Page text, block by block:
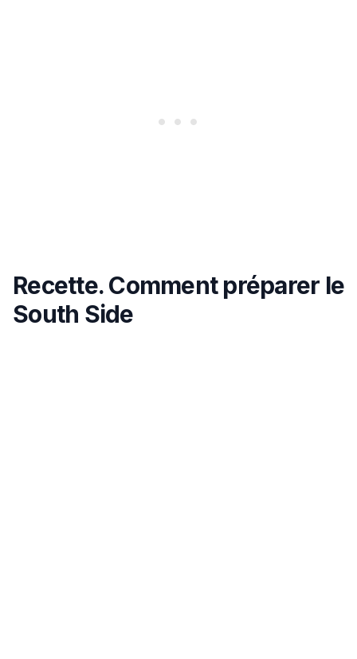
Recette. Comment préparer le
South Side